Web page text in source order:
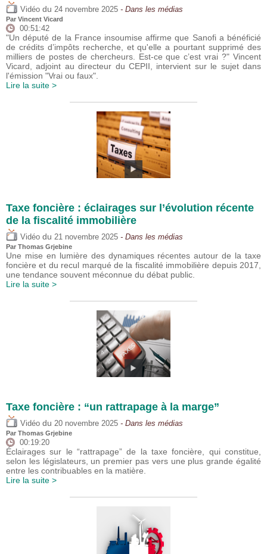
Vidéo du 24 novembre 2025 - Dans les médias
Par Vincent Vicard
00:51:42
"Un député de la France insoumise affirme que Sanofi a bénéficié
de crédits d’impôts recherche, et qu'elle a pourtant supprimé des
milliers de postes de chercheurs. Est-ce que c’est vrai ?" Vincent
Vicard, adjoint au directeur du CEPII, intervient sur le sujet dans
l'émission "Vrai ou faux".
Lire la suite >
Taxe foncière : éclairages sur l’évolution récente
de la fiscalité immobilière
Vidéo du 21 novembre 2025 - Dans les médias
Par Thomas Grjebine
Une mise en lumière des dynamiques récentes autour de la taxe
foncière et du recul marqué de la fiscalité immobilière depuis 2017,
une tendance souvent méconnue du débat public.
Lire la suite >
Taxe foncière : “un rattrapage à la marge”
Vidéo du 20 novembre 2025 - Dans les médias
Par Thomas Grjebine
00:19:20
Éclairages sur le “rattrapage” de la taxe foncière, qui constitue,
selon les législateurs, un premier pas vers une plus grande égalité
entre les contribuables en la matière.
Lire la suite >